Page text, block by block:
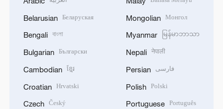
Belarusian Беларуская
Bengali বাংলা
Bulgarian Български
Cambodian ខ្មែរ
Croatian Hrvatski
Czech Český
Mongolian Монгол
Myanmar မြန်မာဘာသာ
Nepali नेपाली
Persian فارسی
Polish Polski
Portuguese Português